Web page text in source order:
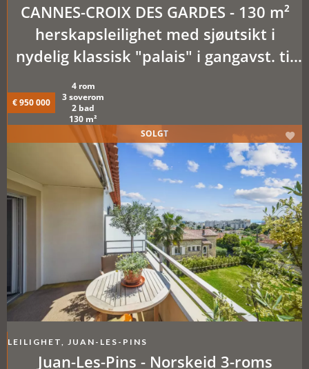
CANNES-CROIX DES GARDES - 130 m²
herskapsleilighet med sjøutsikt i
nydelig klassisk "palais" i gangavst. til
sentrum og strender. 3 soverom, park,
parkering, heis
€ 950 000
4 rom
3 soverom
2 bad
130 m²
LEILIGHET, JUAN-LES-PINS
Juan-Les-Pins - Norskeid 3-roms
SOLGT